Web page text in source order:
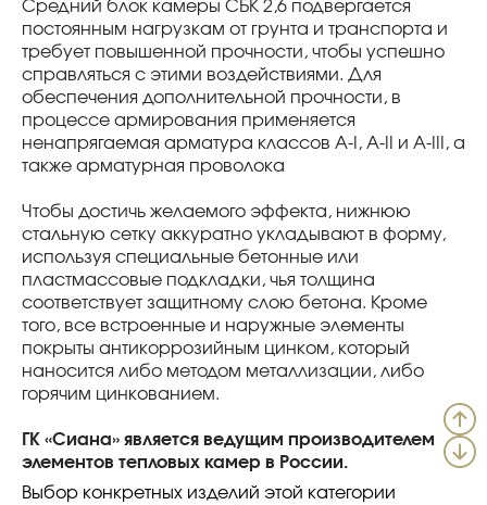
Средний блок камеры СБК 2,6 подвергается
постоянным нагрузкам от грунта и транспорта и
требует повышенной прочности, чтобы успешно
справляться с этими воздействиями. Для
обеспечения дополнительной прочности, в
процессе армирования применяется
ненапрягаемая арматура классов А-I, А-II и А-III, а
также арматурная проволока
Чтобы достичь желаемого эффекта, нижнюю
стальную сетку аккуратно укладывают в форму,
используя специальные бетонные или
пластмассовые подкладки, чья толщина
соответствует защитному слою бетона. Кроме
того, все встроенные и наружные элементы
покрыты антикоррозийным цинком, который
наносится либо методом металлизации, либо
горячим цинкованием.
ГК «Сиана» является ведущим производителем
элементов тепловых камер в России.
Выбор конкретных изделий этой категории